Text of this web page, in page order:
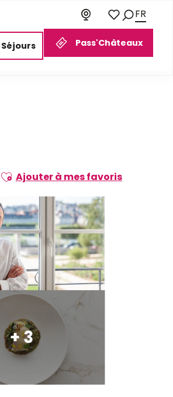
Pass'Châteaux
Séjours
Voir les favoris
FR
Ajouter aux favoris
Ajouter à mes favoris
+ 3